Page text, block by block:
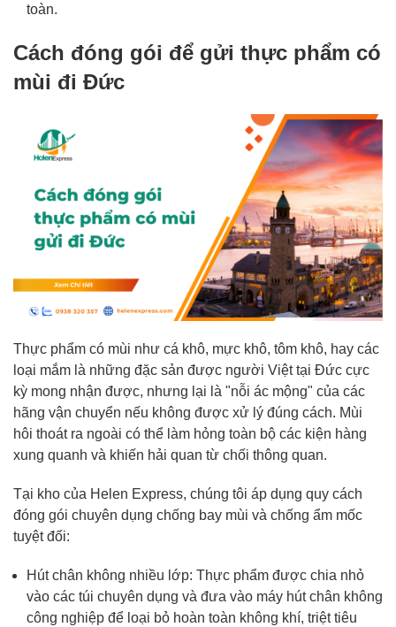
toàn.
Cách đóng gói để gửi thực phẩm có
mùi đi Đức
Thực phẩm có mùi như cá khô, mực khô, tôm khô, hay các
loại mắm là những đặc sản được người Việt tại Đức cực
kỳ mong nhận được, nhưng lại là "nỗi ác mộng" của các
hãng vận chuyển nếu không được xử lý đúng cách. Mùi
hôi thoát ra ngoài có thể làm hỏng toàn bộ các kiện hàng
xung quanh và khiến hải quan từ chối thông quan.
Tại kho của Helen Express, chúng tôi áp dụng quy cách
đóng gói chuyên dụng chống bay mùi và chống ẩm mốc
tuyệt đối:
Hút chân không nhiều lớp: Thực phẩm được chia nhỏ
vào các túi chuyên dụng và đưa vào máy hút chân không
công nghiệp để loại bỏ hoàn toàn không khí, triệt tiêu